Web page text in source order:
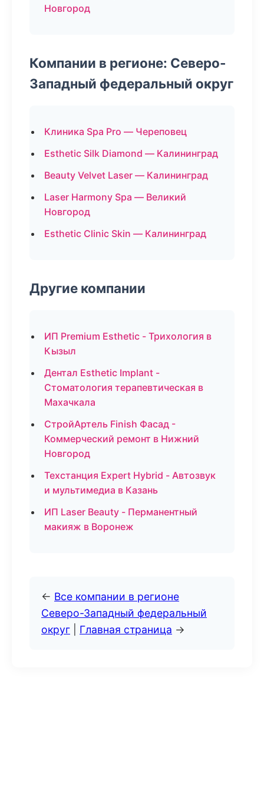
Новгород
Компании в регионе: Северо-
Западный федеральный округ
Клиника Spa Pro — Череповец
Esthetic Silk Diamond — Калининград
Beauty Velvet Laser — Калининград
Laser Harmony Spa — Великий
Новгород
Esthetic Clinic Skin — Калининград
Другие компании
ИП Premium Esthetic - Трихология в
Кызыл
Дентал Esthetic Implant -
Стоматология терапевтическая в
Махачкала
СтройАртель Finish Фасад -
Коммерческий ремонт в Нижний
Новгород
Техстанция Expert Hybrid - Автозвук
и мультимедиа в Казань
ИП Laser Beauty - Перманентный
макияж в Воронеж
← Все компании в регионе
Северо-Западный федеральный
округ
Главная страница →